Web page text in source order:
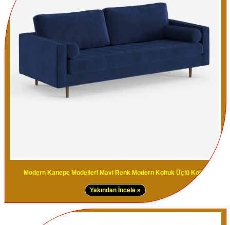
Modern Kanepe Modelleri Mavi Renk Modern Koltuk Üçlü Koltuk
Yakından İncele »